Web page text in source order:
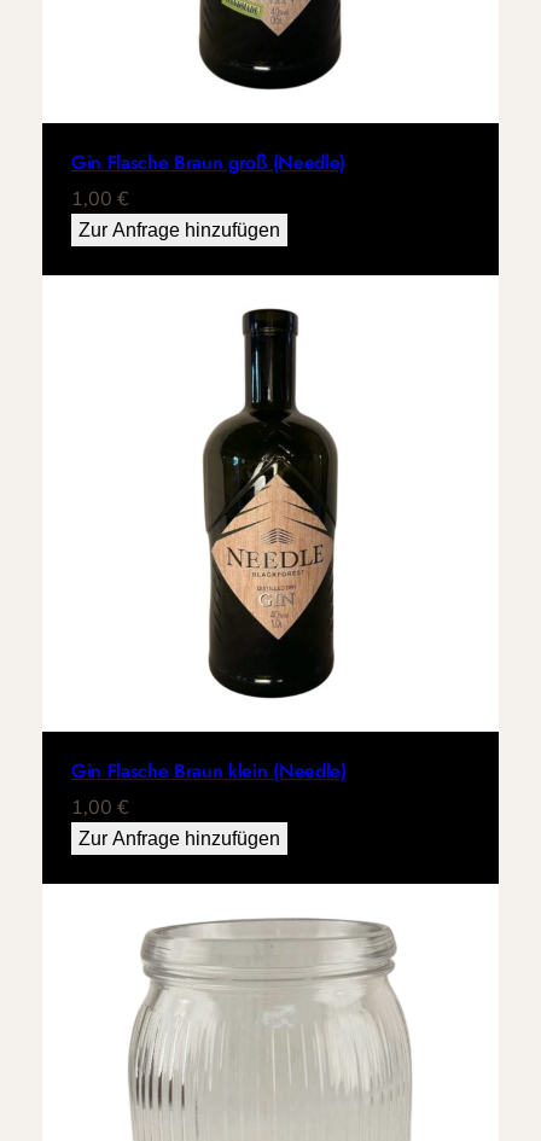
Gin Flasche Braun groß (Needle)
1,00 €
Zur Anfrage hinzufügen
Gin Flasche Braun klein (Needle)
1,00 €
Zur Anfrage hinzufügen